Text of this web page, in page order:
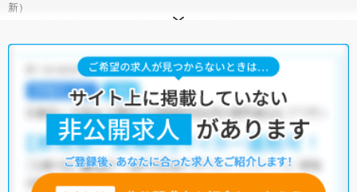
新）
サイト上に掲載されている求人の他に、
う求人を提案させていただきます。
広島市佐伯区の臨床検査技師求人では以下のような条件が人気です。
積極採用中・残業少なめ・住宅手当・補助あり・正社員(正職員)
病院 ・ クリニック
他の条件でも人気の求人がございますので、「こだわり条件」から検索
いただくか、お気軽にお問い合わせください。
全国の臨床検査技師求人